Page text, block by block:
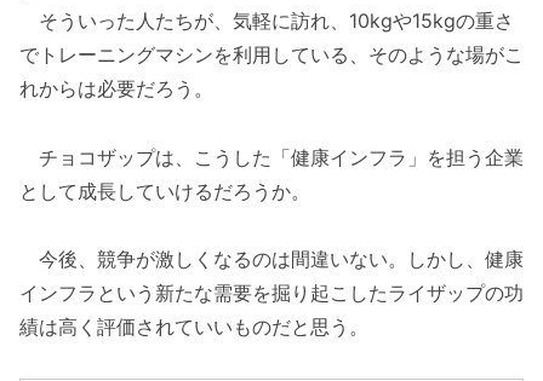
そういった人たちが、気軽に訪れ、10kgや15kgの重さ
でトレーニングマシンを利用している、そのような場がこ
れからは必要だろう。
チョコザップは、こうした「健康インフラ」を担う企業
として成長していけるだろうか。
今後、競争が激しくなるのは間違いない。しかし、健康
インフラという新たな需要を掘り起こしたライザップの功
績は高く評価されていいものだと思う。